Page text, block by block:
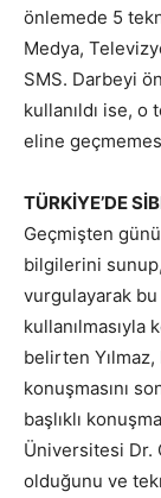
önlemede 5
Medya,
SMS. Darbeyi
kullanıldı ise,
eline
TÜRKİYE’DE
Geçmişten
bilgilerini
vurgulayarak
belirten Yılmaz,
konuşmasını
başlıklı
Üniversitesi Dr.
olduğunu ve